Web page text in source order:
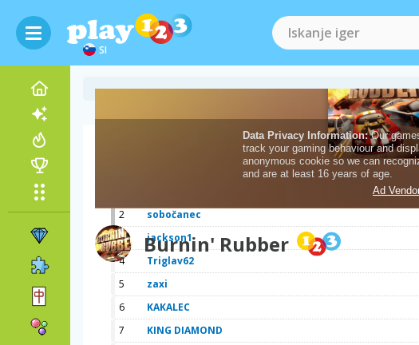
SI
Burnin' Rubber
2
sobočanec
3
jackson1
4
Triglav62
5
zaxi
6
KAKALEC
7
KING DIAMOND